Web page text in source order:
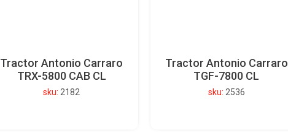
Tractor Antonio Carraro
TRX-5800 CAB CL
sku: 2182
Tractor Antonio Carraro
TGF-7800 CL
sku: 2536